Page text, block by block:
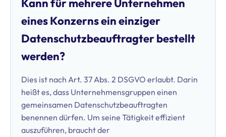
Kann für mehrere Unternehmen
eines Konzerns ein einziger
Datenschutzbeauftragter bestellt
werden?
Dies ist nach Art. 37 Abs. 2 DSGVO erlaubt. Darin
heißt es, dass Unternehmensgruppen einen
gemeinsamen Datenschutzbeauftragten
benennen dürfen. Um seine Tätigkeit effizient
auszuführen, braucht der